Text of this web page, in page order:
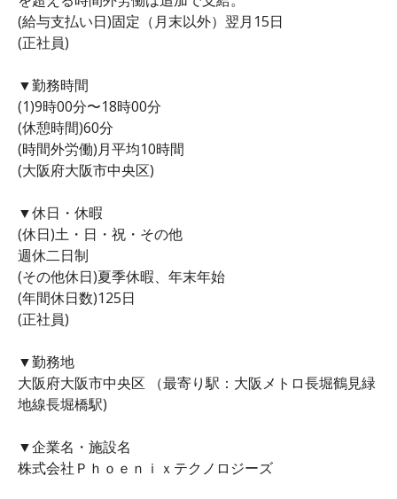
(給与支払い日)固定（月末以外）翌月15日
(正社員)
▼勤務時間
(1)9時00分〜18時00分
(休憩時間)60分
(時間外労働)月平均10時間
(大阪府大阪市中央区)
▼休日・休暇
(休日)土・日・祝・その他
週休二日制
(その他休日)夏季休暇、年末年始
(年間休日数)125日
(正社員)
▼勤務地
大阪府大阪市中央区 （最寄り駅：大阪メトロ長堀鶴見緑
地線長堀橋駅)
▼企業名・施設名
株式会社Ｐｈｏｅｎｉｘテクノロジーズ